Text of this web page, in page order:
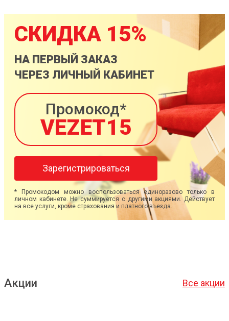
СКИДКА 15%
НА ПЕРВЫЙ ЗАКАЗ
ЧЕРЕЗ ЛИЧНЫЙ КАБИНЕТ
Промокод*
VEZET15
Зарегистрироваться
* Промокодом можно воспользоваться единоразово только в
личном кабинете. Не суммируется с другими акциями. Действует
на все услуги, кроме страхования и платного въезда.
Акции Все акции